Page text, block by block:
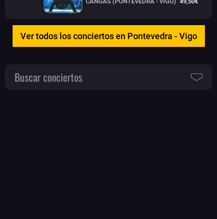
Ver todos los conciertos en Pontevedra - Vigo
Buscar conciertos